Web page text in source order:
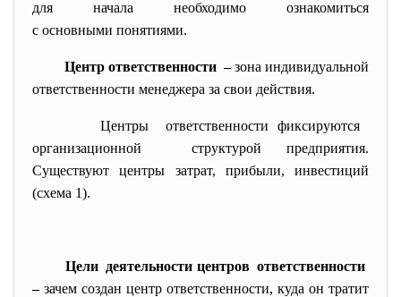
для начала необходимо ознакомиться
с основными понятиями.
Центр ответственности –зона индивидуальной
ответственности менеджера за свои действия.
Центры ответственности фиксируются
организационной структурой предприятия.
Существуют центры затрат, прибыли, инвестиций
(схема 1).
Цели деятельности центров ответственности
–зачем создан центр ответственности, куда он тратит